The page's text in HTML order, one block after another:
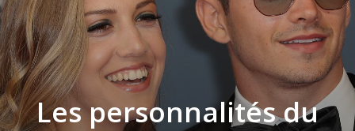
Les personnalités du